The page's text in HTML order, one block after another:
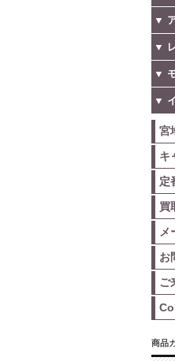
▼
▼
▼
▼
宮
キ
定
買
メ
お
ご
商品